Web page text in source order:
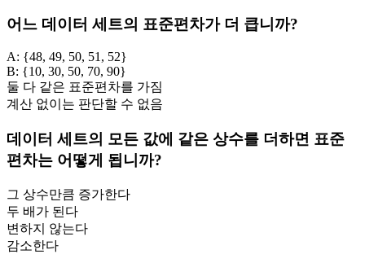
어느 데이터 세트의 표준편차가 더 큽니까?
A: {48, 49, 50, 51, 52}
B: {10, 30, 50, 70, 90}
둘 다 같은 표준편차를 가짐
계산 없이는 판단할 수 없음
데이터 세트의 모든 값에 같은 상수를 더하면 표준
편차는 어떻게 됩니까?
그 상수만큼 증가한다
두 배가 된다
변하지 않는다
감소한다